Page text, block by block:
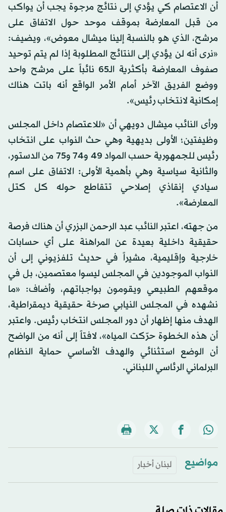
أن الاعتصام كي يؤدي إلى نتائج مرجوة يجب أن يواكب
من قبل المعارضة بموقف موحد حول الاتفاق على
مرشح، الذي هو بالنسبة إلينا ميشال معوض»، ويضيف:
«نرى أنه لن يؤدي إلى النتائج المطلوبة إذا لم يتم توحيد
صفوف المعارضة بأكثرية الـ65 نائباً على مرشح واحد
ووضع الفريق الآخر أمام الأمر الواقع أنه باتت هناك
إمكانية لانتخاب رئيس».
ورأى النائب ميشال دويهي أن «للاعتصام داخل المجلس
وظيفتين؛ الأولى بديهية وهي حث النواب على انتخاب
رئيس للجمهورية حسب المواد 49 و74 و75 من الدستور،
والثانية سياسية وهي بأهمية الأولى: الاتفاق على اسم
سيادي إنقاذي إصلاحي تتقاطع حوله كل كتل
المعارضة».
من جهته، اعتبر النائب عبد الرحمن البزري أن هناك فرصة
حقيقية داخلية بعيدة عن المراهنة على أي حسابات
خارجية وإقليمية، مشيراً في حديث تلفزيوني إلى أن
النواب الموجودين في المجلس ليسوا معتصمين، بل في
موقعهم الطبيعي ويقومون بواجباتهم، وأضاف: «ما
نشهده في المجلس النيابي صرخة حقيقية ديمقراطية،
الهدف منها إظهار أن دور المجلس انتخاب رئيس. واعتبر
أن هذه الخطوة حرّكت المياه»، لافتاً إلى أنه من الواضح
أن الوضع استثنائي والهدف الأساسي حماية النظام
البرلماني الرئاسي اللبناني.
مواضيع لبنان أخبار